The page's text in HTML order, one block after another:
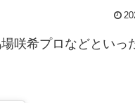
咲希プロなどといっ